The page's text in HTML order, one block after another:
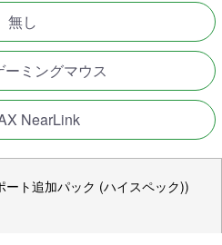
無し
ーミングマウス
NearLink
ト追加パック (ハイスペック))